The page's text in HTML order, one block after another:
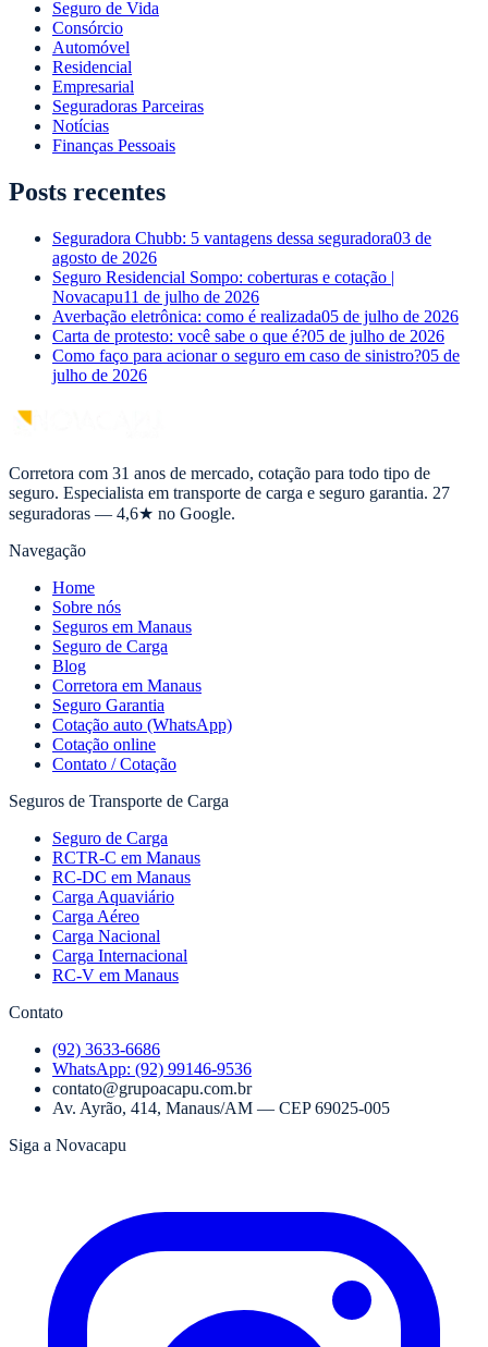
Seguro de Vida
Consórcio
Automóvel
Residencial
Empresarial
Seguradoras Parceiras
Notícias
Finanças Pessoais
Posts recentes
Seguradora Chubb: 5 vantagens dessa seguradora03 de
agosto de 2026
Seguro Residencial Sompo: coberturas e cotação |
Novacapu11 de julho de 2026
Averbação eletrônica: como é realizada05 de julho de 2026
Carta de protesto: você sabe o que é?05 de julho de 2026
Como faço para acionar o seguro em caso de sinistro?05 de
julho de 2026
Corretora com 31 anos de mercado, cotação para todo tipo de
seguro. Especialista em transporte de carga e seguro garantia. 27
seguradoras — 4,6★ no Google.
Navegação
Home
Sobre nós
Seguros em Manaus
Seguro de Carga
Blog
Corretora em Manaus
Seguro Garantia
Cotação auto (WhatsApp)
Cotação online
Contato / Cotação
Seguros de Transporte de Carga
Seguro de Carga
RCTR-C em Manaus
RC-DC em Manaus
Carga Aquaviário
Carga Aéreo
Carga Nacional
Carga Internacional
RC-V em Manaus
Contato
(92) 3633-6686
WhatsApp: (92) 99146-9536
contato@grupoacapu.com.br
Av. Ayrão, 414, Manaus/AM — CEP69025-005
Siga a Novacapu